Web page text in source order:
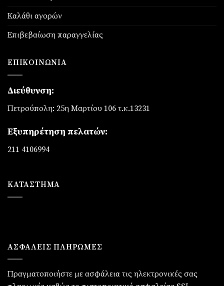
Καλάθι αγορών
Επιβεβαίωση παραγγελίας
ΕΠΙΚΟΙΝΩΝΊΑ
Διεύθυνση:
Πετρούπολη: 25η Μαρτίου 106 τ.κ.13231
Εξυπηρέτηση πελατών:
211 4106994
ΚΑΤΆΣΤΗΜΑ
ΑΣΦΑΛΕΙΣ ΠΛΗΡΩΜΕΣ
Πραγματοποιήστε με ασφάλεια τις ηλεκτρονικές σας